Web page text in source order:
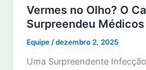
Vermes no Olho? O
Surpreendeu Médicos
Equipe /dezembro 2, 2025
Uma Surpreendente